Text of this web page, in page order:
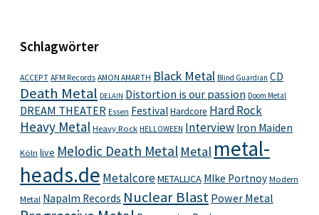
Schlagwörter
ACCEPT AFM Records AMON AMARTH Black Metal Blind Guardian CD
Death Metal DELAIN Distortion is our passion Doom Metal
DREAM THEATER Essen FestivalHardcore Hard Rock
Heavy Metal Heavy Rock HELLOWEEN Interview Iron Maiden
Köln live Melodic Death Metal Metal metal-
heads.de MetalcoreMETALLICA MIke Portnoy Modern
Metal Napalm Records Nuclear Blast Power Metal